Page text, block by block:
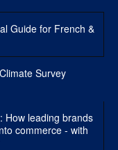
Guide for French &
Survey
How leading brands
commerce - with